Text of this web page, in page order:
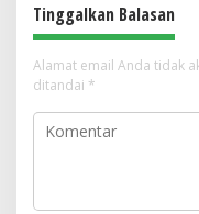
Tinggalkan Balasan
Alamat email Anda tidak
ditandai *